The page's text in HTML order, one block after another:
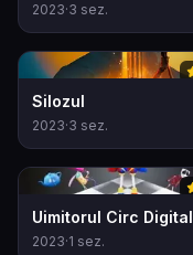
2023·3 sez.
0
Silozul
2023·3 sez.
0
Uimitorul Circ Digital
2023·1 sez.